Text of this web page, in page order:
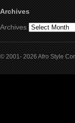
Archives
Archives
© 2001- 2026 Afro Style